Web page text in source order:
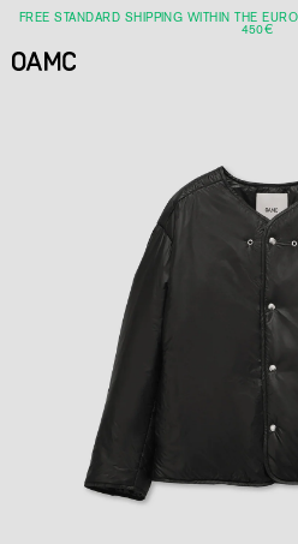
FREE STANDARD SHIPPING WITHIN THE
450€